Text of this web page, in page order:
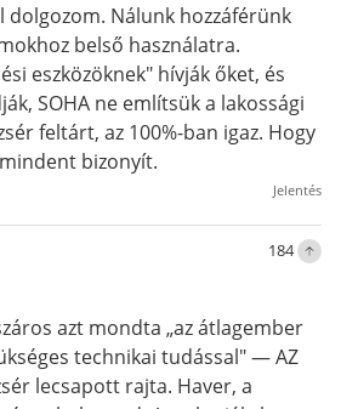
dolgozom. Nálunk hozzáférünk
belső használatra.
eszközöknek" hívják őket, és
SOHA ne említsük a lakossági
feltárt, az 100%-ban igaz. Hogy
bizonyít.
Jelentés
184
azt mondta „az átlagember
technikai tudással" — AZ
lecsapott rajta. Haver, a